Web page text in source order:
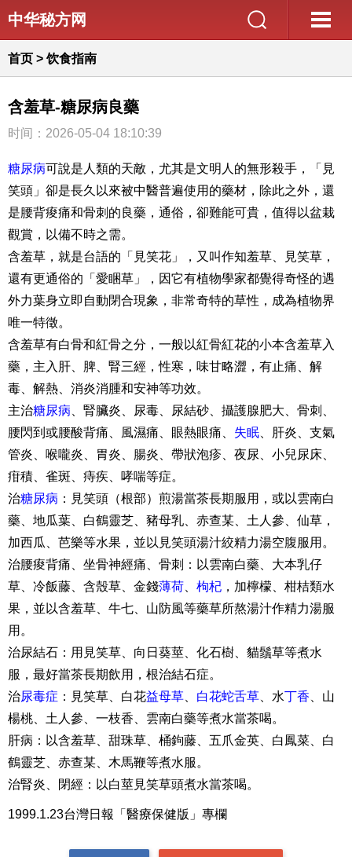
中华秘方网
首页 >饮食指南
含羞草-糖尿病良藥
时间：2026-05-04 18:10:39
糖尿病可說是人類的天敵，尤其是文明人的無形殺手，「見
笑頭」卻是長久以來被中醫普遍使用的藥材，除此之外，還
是腰背痠痛和骨刺的良藥，通俗，卻難能可貴，值得以盆栽
觀賞，以備不時之需。
含羞草，就是台語的「見笑花」，又叫作知羞草、見笑草，
還有更通俗的「愛睏草」，因它有植物學家都覺得奇怪的遇
外力葉身立即自動閉合現象，非常奇特的草性，成為植物界
唯一特徵。
含羞草有白骨和紅骨之分，一般以紅骨紅花的小本含羞草入
藥，主入肝、脾、腎三經，性寒，味甘略澀，有止痛、解
毒、解熱、消炎消腫和安神等功效。
主治糖尿病 、腎臟炎、尿毒、尿結砂、攝護腺肥大、骨刺、
腰閃到或腰酸背痛、風濕痛、眼熱眼痛、 失眠 、肝炎、支氣
管炎、喉嚨炎、胃炎、腸炎、帶狀泡疹、夜尿、小兒尿床、
疳積、雀斑、痔疾、哮喘等症。
治糖尿病 ：見笑頭（根部）煎湯當茶長期服用，或以雲南白
藥、地瓜葉、白鶴靈芝、豬母乳、赤查某、土人參、仙草，
加西瓜、芭樂等水果，並以見笑頭湯汁絞精力湯空腹服用。
治腰痠背痛、坐骨神經痛、骨刺：以雲南白藥、大本乳仔
草、冷飯藤、含殼草、金錢薄荷 枸杞 ，加檸檬、柑桔類水
果，並以含羞草、牛七、山防風等藥草所熬湯汁作精力湯服
用。
治尿結石：用見笑草、向日葵莖、化石樹、貓鬚草等煮水
服，最好當茶長期飲用，根治結石症。
治尿毒症 ：見笑草、白花益母草 白花蛇舌草 、水丁香 、山
楊桃、土人參、一枝香、雲南白藥等煮水當茶喝。
肝病：以含羞草、甜珠草、桶鉤藤、五爪金英、白鳳菜、白
鶴靈芝、赤查某、木馬鞭等煮水服。
治腎炎、閉經：以白莖見笑草頭煮水當茶喝。
1999.1.23台灣日報「醫療保健版」專欄